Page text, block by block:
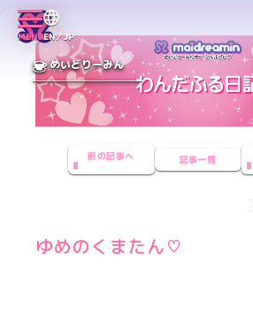
MENUEN／JP
めいどりーみん
前の記事へ 記事一覧
ゆめのくまたん♡